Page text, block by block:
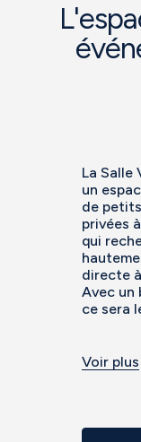
La Salle
un
de
privées
qui
directe
Avec un
ce sera
Voir plus